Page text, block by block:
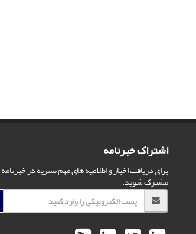
اشتراک خبرنامه
برای دریافت اخبار و اطلاعیه های مهم نشریه در
مشترک شوید.